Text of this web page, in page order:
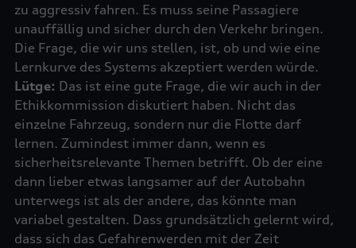
zu aggressiv fahren. Es muss seine Passagiere
unauffällig und sicher durch den Verkehr bringen.
Die Frage, die wir uns stellen, ist, ob und wie eine
Lütge: Das ist eine gute Frage, die wir auch in der
Ethikkommission diskutiert haben. Nicht das
einzelne Fahrzeug, sondern nur die Flotte darf
lernen. Zumindest immer dann, wenn es
sicherheitsrelevante Themen betrifft. Ob der eine
dann lieber etwas langsamer auf der Autobahn
unterwegs ist als der andere, das könnte man
variabel gestalten. Dass grundsätzlich gelernt wird,
dass sich das Gefahrenwerden mit der Zeit